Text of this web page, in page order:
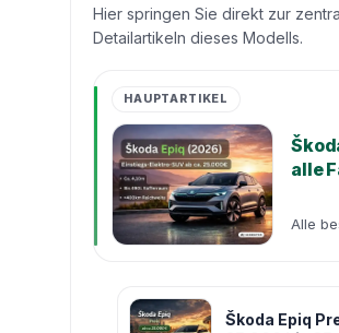
Hier springen Sie direkt zur
Detailartikeln dieses Modells.
HAUPTARTIKEL
alle
Alle
Škoda Epiq